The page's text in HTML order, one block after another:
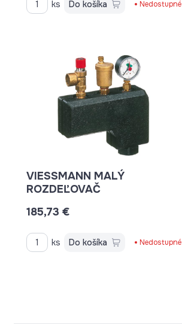
ks Do košíka Nedostupné
VIESSMANN MALÝ
ROZDEĽOVAČ
185,73 €
ks Do košíka Nedostupné